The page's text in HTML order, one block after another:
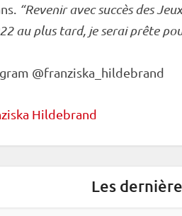
“Revenir avec succès des
au plus tard, je serai prête
@franziska_hildebrand
Hildebrand
Les